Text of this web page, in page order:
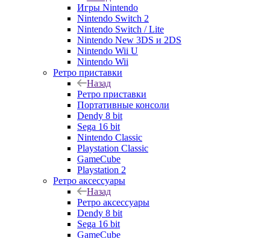
Игры Nintendo
Nintendo Switch 2
Nintendo Switch / Lite
Nintendo New 3DS и 2DS
Nintendo Wii U
Nintendo Wii
Ретро приставки
Назад
Ретро приставки
Портативные консоли
Dendy 8 bit
Sega 16 bit
Nintendo Classic
Playstation Classic
GameCube
Playstation 2
Ретро аксессуары
Назад
Ретро аксессуары
Dendy 8 bit
Sega 16 bit
GameCube